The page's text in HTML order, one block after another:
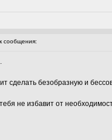
сообщения:
сделать безобразную и
не избавит от